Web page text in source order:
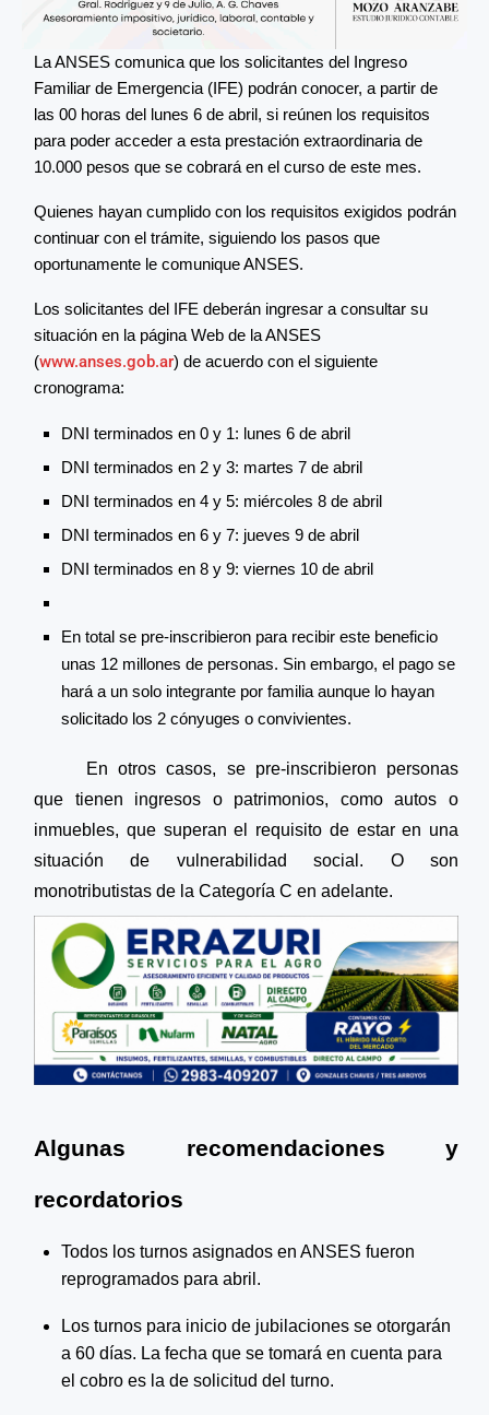
La ANSES comunica que los solicitantes del Ingreso
Familiar de Emergencia (IFE) podrán conocer, a partir de
las 00 horas del lunes 6 de abril, si reúnen los requisitos
para poder acceder a esta prestación extraordinaria de
10.000 pesos que se cobrará en el curso de este mes.
Quienes hayan cumplido con los requisitos exigidos podrán
continuar con el trámite, siguiendo los pasos que
oportunamente le comunique ANSES.
Los solicitantes del IFE deberán ingresar a consultar su
situación en la página Web de la ANSES
(www.anses.gob.ar) de acuerdo con el siguiente
cronograma:
DNI terminados en 0 y 1: lunes 6 de abril
DNI terminados en 2 y 3: martes 7 de abril
DNI terminados en 4 y 5: miércoles 8 de abril
DNI terminados en 6 y 7: jueves 9 de abril
DNI terminados en 8 y 9: viernes 10 de abril
En total se pre-inscribieron para recibir este beneficio
unas 12 millones de personas. Sin embargo, el pago se
hará a un solo integrante por familia aunque lo hayan
solicitado los 2 cónyuges o convivientes.
En otros casos, se pre-inscribieron personas
que tienen ingresos o patrimonios, como autos o
inmuebles, que superan el requisito de estar en una
situación de vulnerabilidad social. O son
monotributistas de la Categoría C en adelante.
Algunas recomendaciones y
recordatorios
Todos los turnos asignados en ANSES fueron
reprogramados para abril.
Los turnos para inicio de jubilaciones se otorgarán
a 60 días. La fecha que se tomará en cuenta para
el cobro es la de solicitud del turno.